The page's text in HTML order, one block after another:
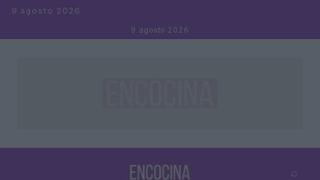
Saltar al contenido
9 agosto 2026
9 agosto 2026
⌕